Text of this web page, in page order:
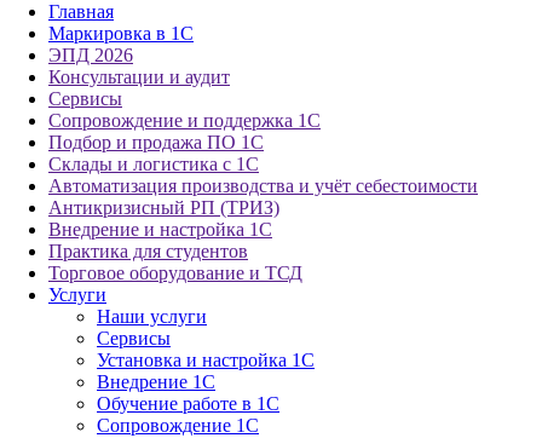
Главная
Маркировка в 1С
ЭПД 2026
Консультации и аудит
Сервисы
Сопровождение и поддержка 1С
Подбор и продажа ПО 1С
Склады и логистика с 1С
Автоматизация производства и учёт себестоимости
Антикризисный РП (ТРИЗ)
Внедрение и настройка 1С
Практика для студентов
Торговое оборудование и ТСД
Услуги
Наши услуги
Сервисы
Установка и настройка 1С
Внедрение 1С
Обучение работе в 1С
Сопровождение 1С